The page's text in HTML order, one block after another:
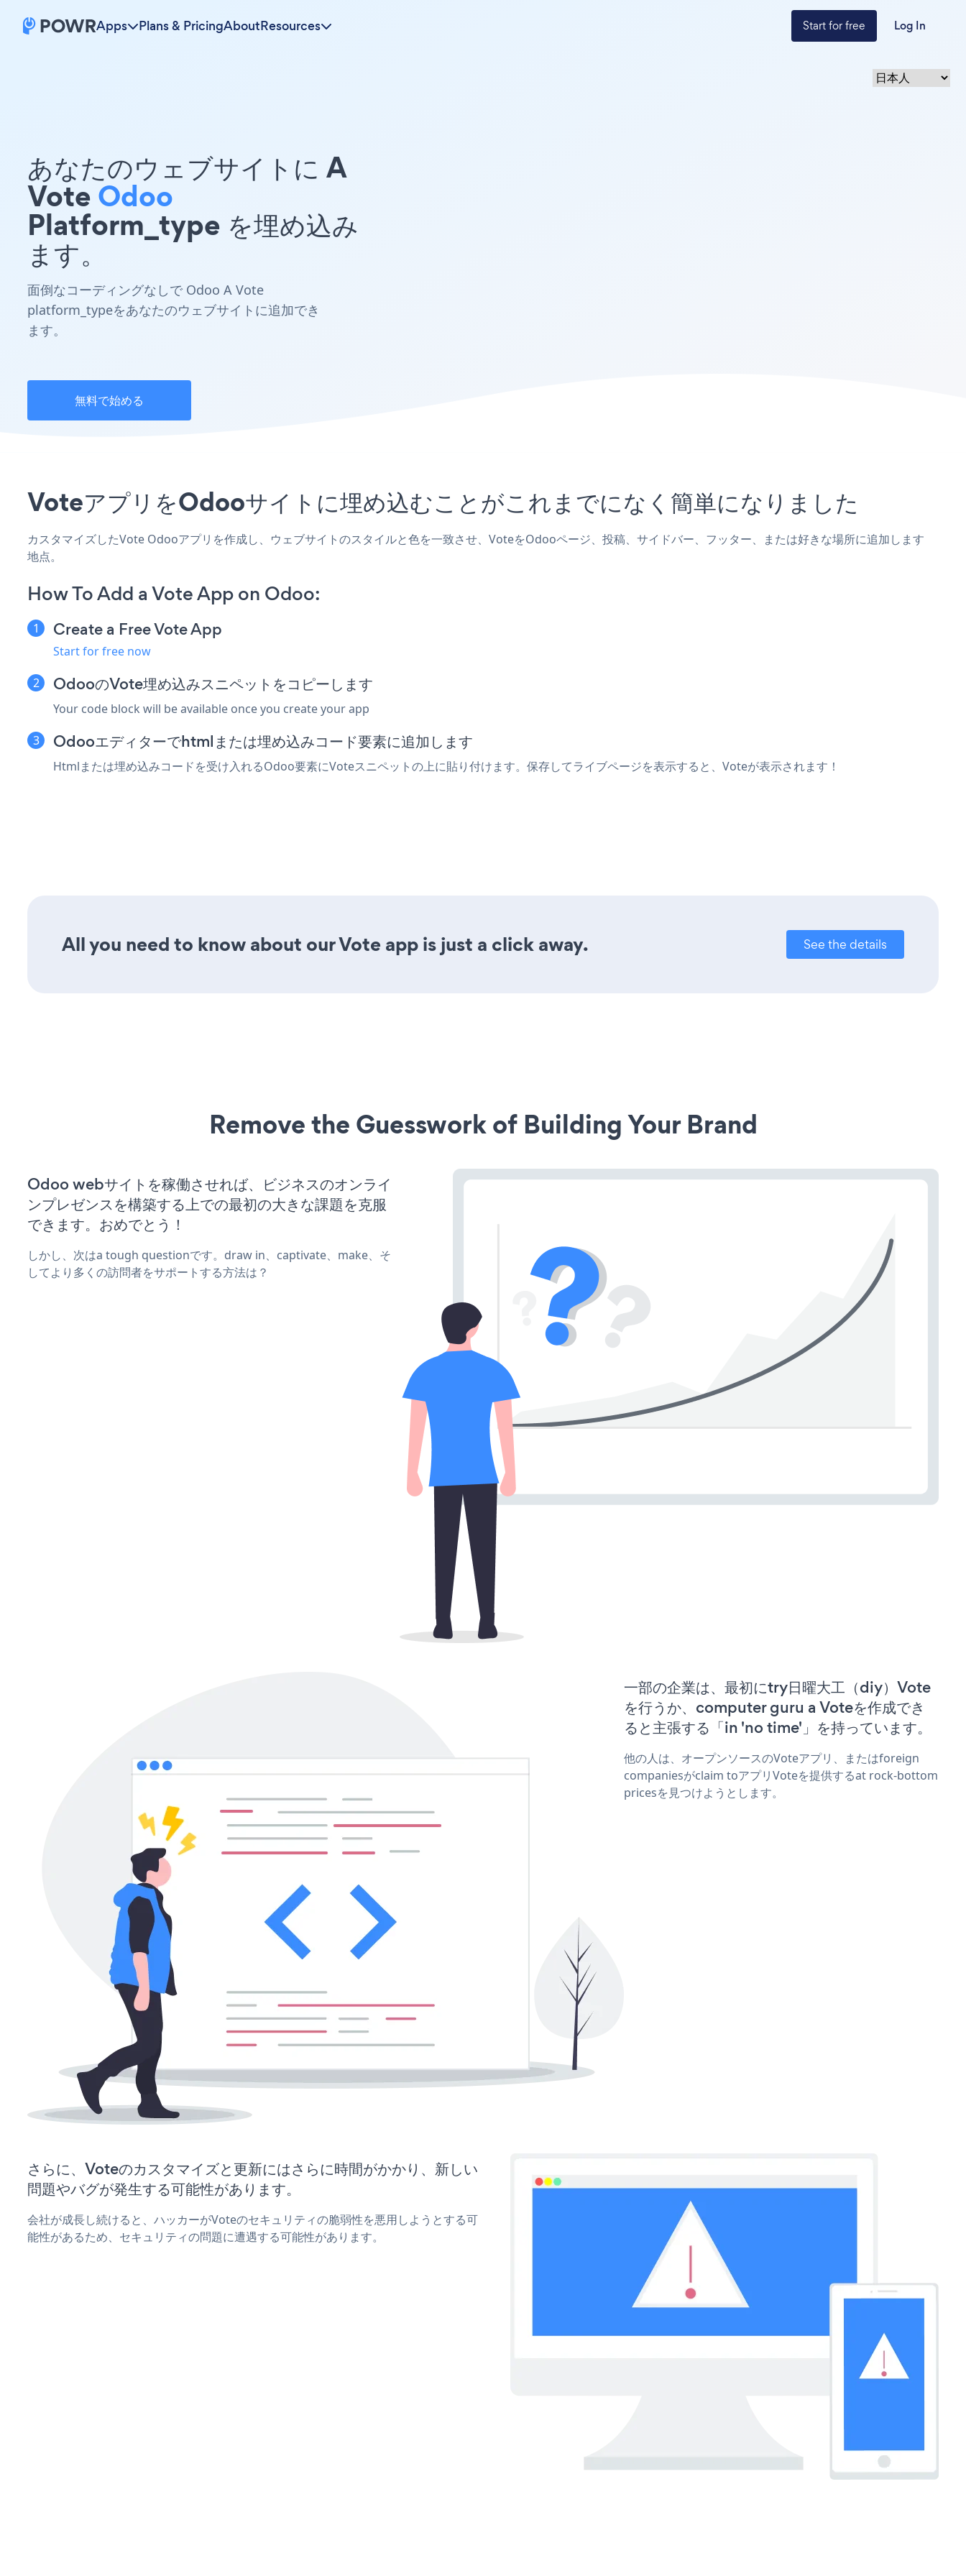
Apps Plans & PricingAboutResources Start for free Log In
あなたのウェブサイトに A
VoteOdoo
Platform_type を埋め込み
ます。
面倒なコーディングなしで Odoo A Vote
platform_typeをあなたのウェブサイトに追加でき
ます。
無料で始める
VoteアプリをOdooサイトに埋め込むことがこれまでになく簡単になりました
カスタマイズしたVote Odooアプリを作成し、ウェブサイトのスタイルと色を一致させ、VoteをOdooページ、投稿、サイドバー、フッター、または好きな場所に追加します
地点。
How To Add a Vote App on Odoo:
Create a Free Vote App
Start for free now
OdooのVote埋め込みスニペットをコピーします
Your code block will be available once you create your app
Odooエディターでhtmlまたは埋め込みコード要素に追加します
Htmlまたは埋め込みコードを受け入れるOdoo要素にVoteスニペットの上に貼り付けます。保存してライブページを表示すると、Voteが表示されます！
All you need to know about our Vote app is just a click away. See the details
Remove the Guesswork of Building Your Brand
Odoo webサイトを稼働させれば、ビジネスのオンライ
ンプレゼンスを構築する上での最初の大きな課題を克服
できます。おめでとう！
しかし、次はa tough questionです。draw in、captivate、make、そ
してより多くの訪問者をサポートする方法は？
一部の企業は、最初にtry日曜大工（diy）Vote
を行うか、computer guru a Voteを作成でき
ると主張する「in 'no time'」を持っています。
他の人は、オープンソースのVoteアプリ、またはforeign
companiesがclaim toアプリVoteを提供するat rock-bottom
pricesを見つけようとします。
さらに、Voteのカスタマイズと更新にはさらに時間がかかり、新しい
問題やバグが発生する可能性があります。
会社が成長し続けると、ハッカーがVoteのセキュリティの脆弱性を悪用しようとする可
能性があるため、セキュリティの問題に遭遇する可能性があります。